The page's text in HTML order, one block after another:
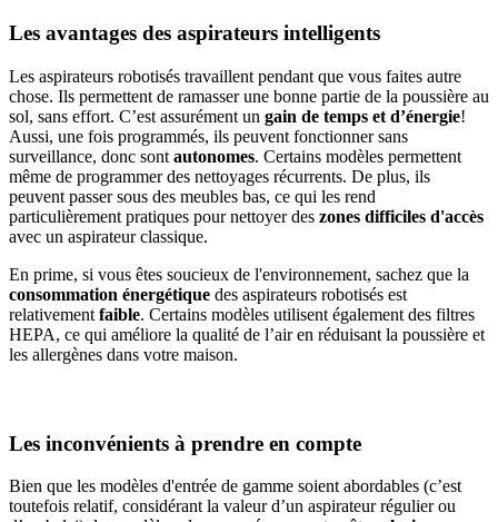
Les avantages des aspirateurs intelligents
Les aspirateurs robotisés travaillent pendant que vous faites autre
chose. Ils permettent de ramasser une bonne partie de la poussière au
sol, sans effort. C’est assurément un gain de temps et d’énergie!
Aussi, une fois programmés, ils peuvent fonctionner sans
surveillance, donc sont autonomes. Certains modèles permettent
même de programmer des nettoyages récurrents. De plus, ils
peuvent passer sous des meubles bas, ce qui les rend
particulièrement pratiques pour nettoyer des zones difficiles d'accès
avec un aspirateur classique.
En prime, si vous êtes soucieux de l'environnement, sachez que la
consommation énergétique des aspirateurs robotisés est
relativement faible. Certains modèles utilisent également des filtres
HEPA, ce qui améliore la qualité de l’air en réduisant la poussière et
les allergènes dans votre maison.
Les inconvénients à prendre en compte
Bien que les modèles d'entrée de gamme soient abordables (c’est
toutefois relatif, considérant la valeur d’un aspirateur régulier ou